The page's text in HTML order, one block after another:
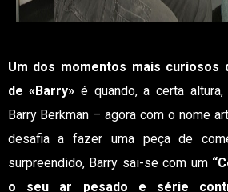
Um dos momentos mais curiosos
de «Barry» é quando, a certa
Barry Berkman – agora com o nome
desafia a fazer uma peça de
surpreendido, Barry sai-se com um
o seu ar pesado e série